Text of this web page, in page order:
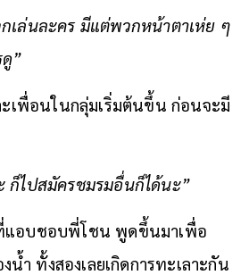
เล่นละคร มีแต่พวกหน้าตาเห่ย ๆ
”
เพื่อนในกลุ่มเริ่มต้นขึ้น ก่อนจะมี
ก็ไปสมัครชมรมอื่นก็ได้นะ”
แอบชอบพี่โชน พูดขึ้นมาเพื่อ
ำ ทั้งสองเลยเกิดการทะเลาะกัน